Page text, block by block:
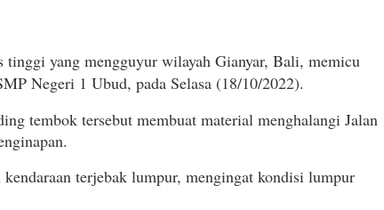
tinggi yang mengguyur wilayah Gianyar, Bali, memicu
Negeri 1 Ubud, pada Selasa (18/10/2022).
tembok tersebut membuat material menghalangi Jalan
terjebak lumpur, mengingat kondisi lumpur